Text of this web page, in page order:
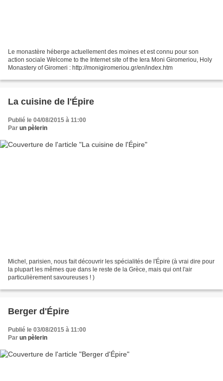
Le monastère héberge actuellement des moines et est connu pour son
action sociale Welcome to the Internet site of the Iera Moni Giromeriou, Holy
Monastery of Giromeri : http://monigiromeriou.gr/en/index.htm
La cuisine de l'Épire
Publié le 04/08/2015 à 11:00
Par un pèlerin
Michel, parisien, nous fait découvrir les spécialités de l'Épire (à vrai dire pour
la plupart les mêmes que dans le reste de la Grèce, mais qui ont l'air
particulièrement savoureuses ! )
Berger d'Épire
Publié le 03/08/2015 à 11:00
Par un pèlerin